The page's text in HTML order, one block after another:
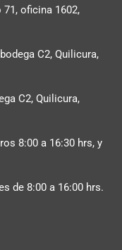
oficina 1602,
C2, Quilicura,
C2, Quilicura,
8:00 a 16:30 hrs, y
de 8:00 a 16:00 hrs.